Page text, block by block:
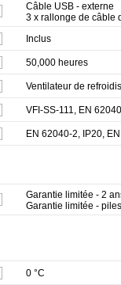
Câble USB - externe
3 x rallonge de câble
Inclus
50,000 heures
Ventilateur de
VFI-SS-111, EN
EN 62040-2, IP20,
Garantie limitée - 2
Garantie limitée -
0 °C